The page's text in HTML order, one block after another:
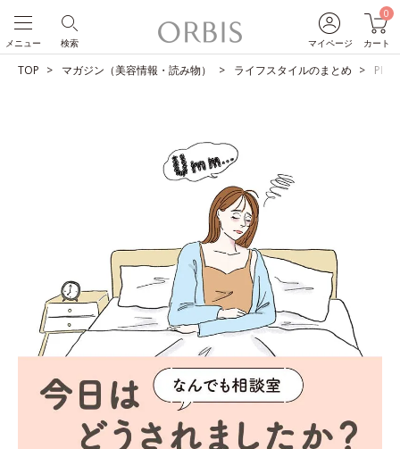
マイページ
0
カート
検索
メニュー
TOP マガジン（美容情報・読み物） ライフスタイルのまとめ